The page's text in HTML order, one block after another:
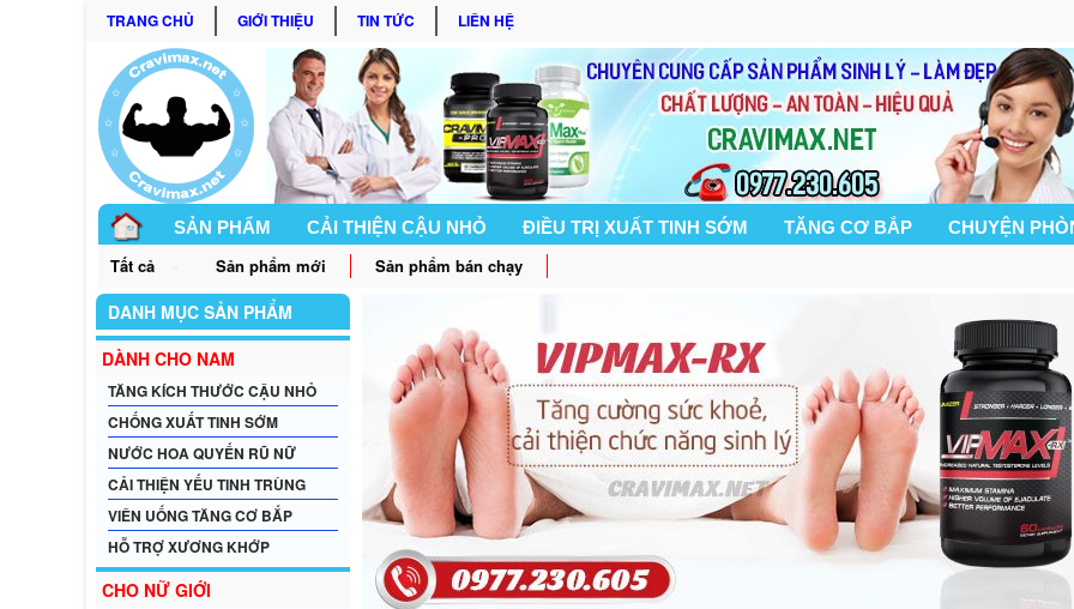
TRANG CHỦ GIỚI THIỆU TIN TỨC LIÊN HỆ
SẢN PHẨM CẢI THIỆN CẬU NHỎ ĐIỀU TRỊ XUẤT TINH SỚM TĂNG CƠ BẮP CHUYỆN
GÓC BẠN NỮ
Tất cả Sản phẩm mới Sản phẩm bán chạy
DANH MỤC SẢN PHẨM
DÀNH CHO NAM
TĂNG KÍCH THƯỚC CẬU NHỎ
CHỐNG XUẤT TINH SỚM
NƯỚC HOA QUYẾN RŨ NỮ
CẢI THIỆN YẾU TINH TRÙNG
VIÊN UỐNG TĂNG CƠ BẮP
HỖ TRỢ XƯƠNG KHỚP
CHO NỮ GIỚI